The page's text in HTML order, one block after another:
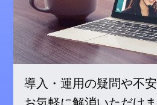
導入・運用の疑問や不